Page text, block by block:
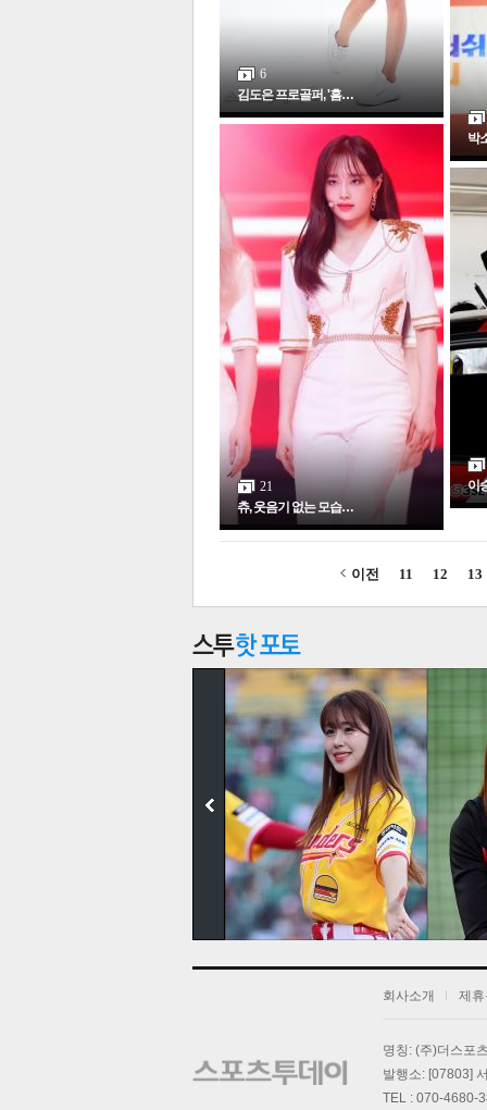
6
김도은 프로골퍼, '흠…
21
츄, 웃음기 없는 모습…
박
이
이전 11 12 13
회사소개 제
명칭: (주)더스포
발행소: [07803]
TEL : 070-4680-